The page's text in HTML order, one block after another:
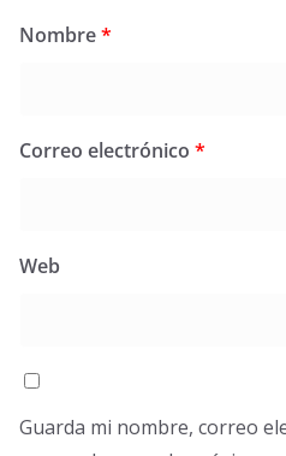
Nombre*
Correo electrónico *
Web
Guarda mi nombre, correo